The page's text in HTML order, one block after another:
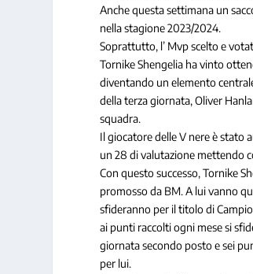
Anche questa settimana un
nella stagione 2023/2024.
Soprattutto, l’ Mvp scelto e
Tornike Shengelia ha vinto
diventando un elemento
della terza giornata, Oliver
squadra.
Il giocatore delle V nere è stato
un 28 di valutazione mettendo
Con questo successo, Tornike
promosso da BM. A lui vanno
sfideranno per il titolo di
ai punti raccolti ogni mese si
giornata secondo posto e sei
per lui.